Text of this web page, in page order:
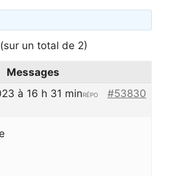
un total de 2)
Messages
à 16 h 31 min
#53830
RÉPO